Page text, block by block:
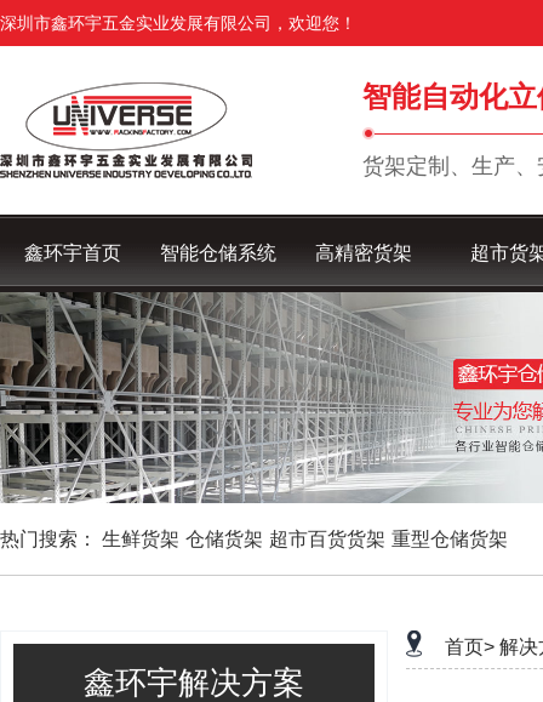
深圳市鑫环宇五金实业发展有限公司，欢迎您！
智能自动化
货架定制、生产
鑫环宇首页 智能仓储系统 高精密货架 超市货
热门搜索： 生鲜货架 仓储货架 超市百货货架 重型仓储货架
鑫环宇解决方案
首页> 解决